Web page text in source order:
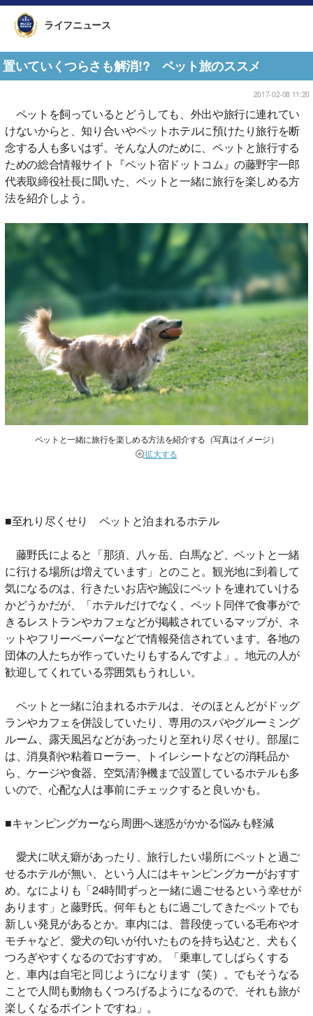
ライフニュース
置いていくつらさも解消!? ペット旅のススメ
2017-02-08 11:20
ペットを飼っているとどうしても、外出や旅行に連れてい
けないからと、知り合いやペットホテルに預けたり旅行を断
念する人も多いはず。そんな人のために、ペットと旅行する
ための総合情報サイト『ペット宿ドットコム』の藤野宇一郎
代表取締役社長に聞いた、ペットと一緒に旅行を楽しめる方
法を紹介しよう。
ペットと一緒に旅行を楽しめる方法を紹介する（写真はイメージ）
拡大する
■至れり尽くせり ペットと泊まれるホテル
藤野氏によると「那須、八ヶ岳、白馬など、ペットと一緒
に行ける場所は増えています」とのこと。観光地に到着して
気になるのは、行きたいお店や施設にペットを連れていける
かどうかだが、「ホテルだけでなく、ペット同伴で食事がで
きるレストランやカフェなどが掲載されているマップが、ネ
ットやフリーペーパーなどで情報発信されています。各地の
団体の人たちが作っていたりもするんですよ」。地元の人が
歓迎してくれている雰囲気もうれしい。
ペットと一緒に泊まれるホテルは、そのほとんどがドッグ
ランやカフェを併設していたり、専用のスパやグルーミング
ルーム、露天風呂などがあったりと至れり尽くせり。部屋に
は、消臭剤や粘着ローラー、トイレシートなどの消耗品か
ら、ケージや食器、空気清浄機まで設置しているホテルも多
いので、心配な人は事前にチェックすると良いかも。
■キャンピングカーなら周囲へ迷惑がかかる悩みも軽減
愛犬に吠え癖があったり、旅行したい場所にペットと過ご
せるホテルが無い、という人にはキャンピングカーがおすす
め。なによりも「24時間ずっと一緒に過ごせるという幸せが
あります」と藤野氏。何年もともに過ごしてきたペットでも
新しい発見があるとか。車内には、普段使っている毛布やオ
モチャなど、愛犬の匂いが付いたものを持ち込むと、犬もく
つろぎやすくなるのでおすすめ。「乗車してしばらくする
と、車内は自宅と同じようになります（笑）。でもそうなる
ことで人間も動物もくつろげるようになるので、それも旅が
楽しくなるポイントですね」。